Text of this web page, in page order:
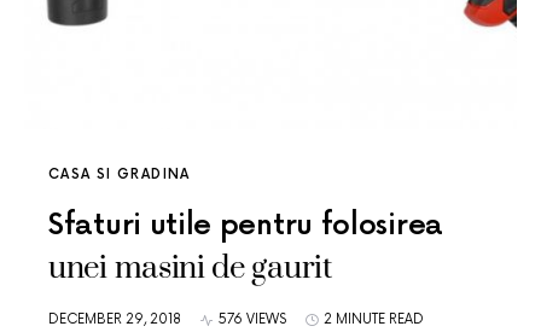
CASA SI GRADINA
Sfaturi utile pentru folosirea
unei masini de gaurit
DECEMBER 29, 2018 576 VIEWS 2 MINUTE READ